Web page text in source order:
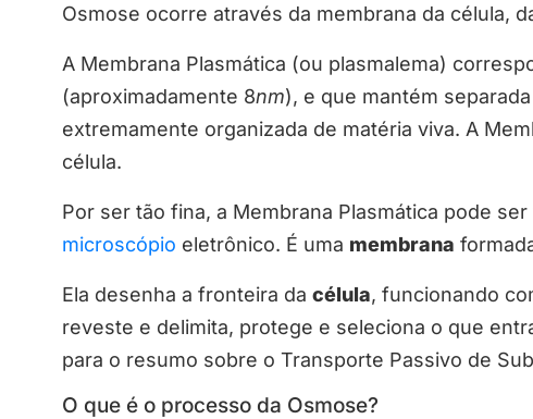
Osmose ocorre através da membrana da célula,
A Membrana Plasmática (ou plasmalema)
(aproximadamente 8nm), e que mantém
extremamente organizada de matéria viva. A
célula.
Por ser tão fina, a Membrana Plasmática pode
microscópio eletrônico. É uma membrana
Ela desenha a fronteira da célula, funcionando
reveste e delimita, protege e seleciona o que
para o resumo sobre o Transporte Passivo de
O que é o processo da Osmose?